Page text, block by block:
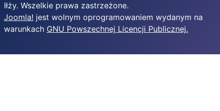
Iłży. Wszelkie prawa zastrzeżone.
Joomla! jest wolnym oprogramowaniem wydanym na
warunkach GNU Powszechnej Licencji Publicznej.